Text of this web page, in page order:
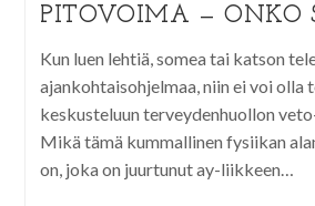
PITOVOIMA — ONKO
Kun luen lehtiä, somea tai katson
ajankohtaisohjelmaa, niin ei voi olla
keskusteluun terveydenhuollon
Mikä tämä kummallinen fysiikan
on, joka on juurtunut ay-liikkeen…